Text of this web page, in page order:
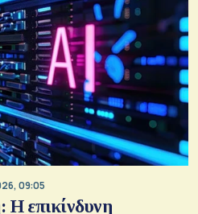
09:05
Η επικίνδυνη